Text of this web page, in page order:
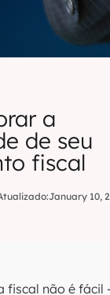
a
de seu
fiscal
January 10,
fiscal não é fácil